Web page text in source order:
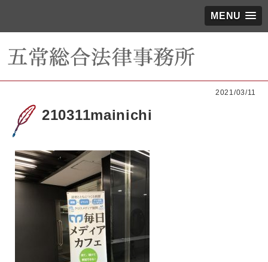
MENU
2021/03/11
210311mainichi